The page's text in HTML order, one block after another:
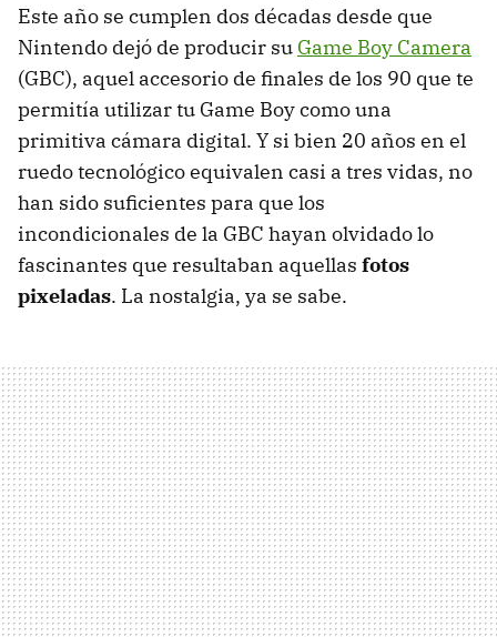
Este año se cumplen dos décadas desde que
Nintendo dejó de producir su Game Boy Camera
(GBC), aquel accesorio de finales de los 90 que te
permitía utilizar tu Game Boy como una
primitiva cámara digital. Y si bien 20 años en el
ruedo tecnológico equivalen casi a tres vidas, no
han sido suficientes para que los
incondicionales de la GBC hayan olvidado lo
fascinantes que resultaban aquellas fotos
pixeladas. La nostalgia, ya se sabe.